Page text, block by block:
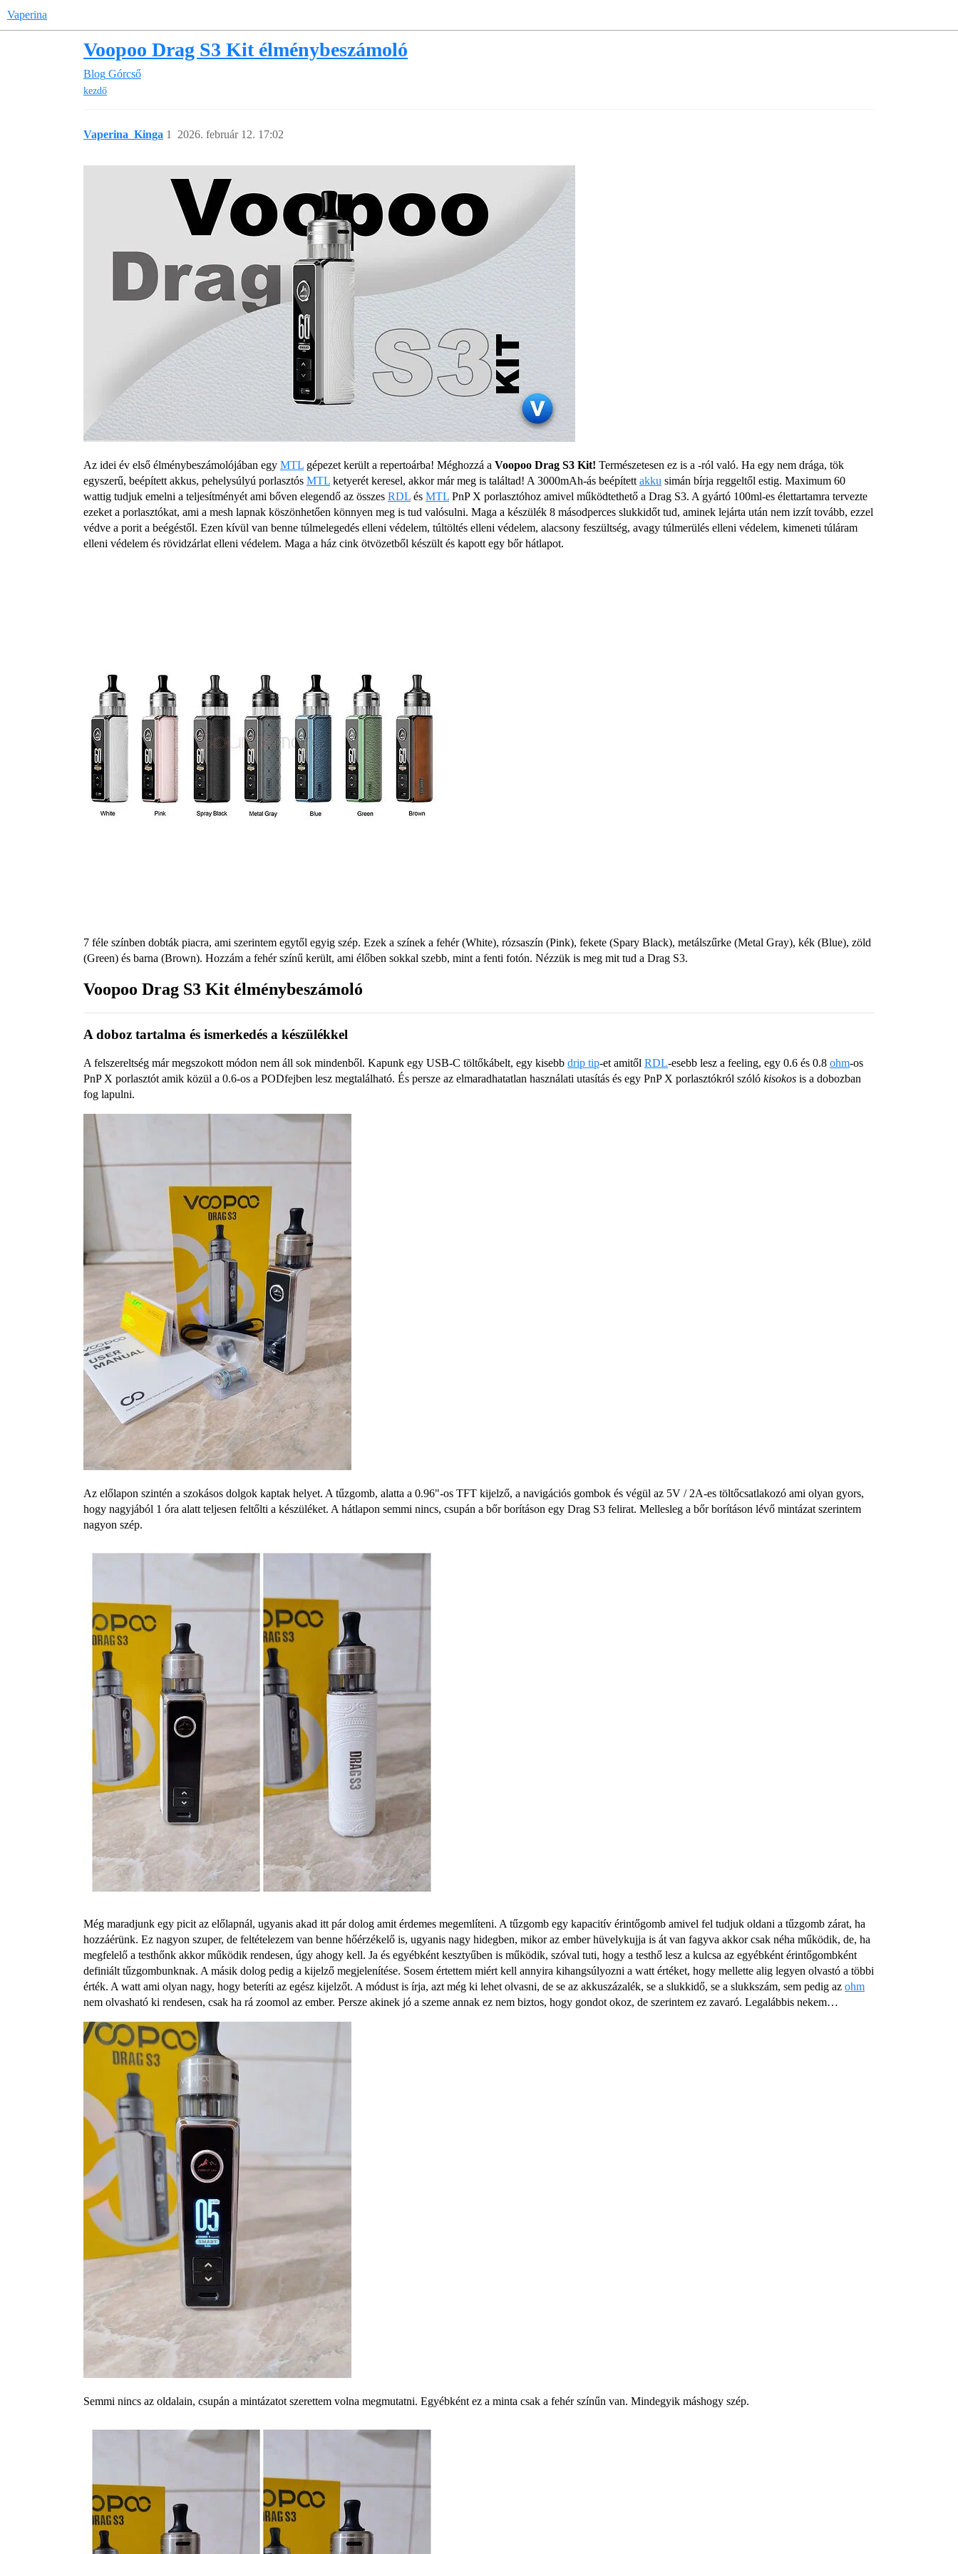
Vaperina
Voopoo Drag S3 Kit élménybeszámoló
Blog Górcső
kezdő
Vaperina_Kinga 2026. február 12. 17:02
1
Az idei év első élménybeszámolójában egy MTL gépezet került a repertoárba! Méghozzá a Voopoo Drag S3 Kit! Természetesen ez is a -ról való. Ha egy nem drága, tök
egyszerű, beépített akkus, pehelysúlyú porlasztós MTL ketyerét keresel, akkor már meg is találtad! A 3000mAh-ás beépített akku simán bírja reggeltől estig. Maximum 60
wattig tudjuk emelni a teljesítményét ami bőven elegendő az összes RDL és MTL PnP X porlasztóhoz amivel működtethető a Drag S3. A gyártó 100ml-es élettartamra tervezte
ezeket a porlasztókat, ami a mesh lapnak köszönhetően könnyen meg is tud valósulni. Maga a készülék 8 másodperces slukkidőt tud, aminek lejárta után nem izzít tovább, ezzel
védve a porit a beégéstől. Ezen kívül van benne túlmelegedés elleni védelem, túltöltés elleni védelem, alacsony feszültség, avagy túlmerülés elleni védelem, kimeneti túláram
elleni védelem és rövidzárlat elleni védelem. Maga a ház cink ötvözetből készült és kapott egy bőr hátlapot.
7 féle színben dobták piacra, ami szerintem egytől egyig szép. Ezek a színek a fehér (White), rózsaszín (Pink), fekete (Spary Black), metálszűrke (Metal Gray), kék (Blue), zöld
(Green) és barna (Brown). Hozzám a fehér színű került, ami élőben sokkal szebb, mint a fenti fotón. Nézzük is meg mit tud a Drag S3.
Voopoo Drag S3 Kit élménybeszámoló
A doboz tartalma és ismerkedés a készülékkel
A felszereltség már megszokott módon nem áll sok mindenből. Kapunk egy USB-C töltőkábelt, egy kisebb drip tip-et amitől RDL-esebb lesz a feeling, egy 0.6 és 0.8 ohm-os
PnP X porlasztót amik közül a 0.6-os a PODfejben lesz megtalálható. És persze az elmaradhatatlan használati utasítás és egy PnP X porlasztókról szóló kisokos is a dobozban
fog lapulni.
Az előlapon szintén a szokásos dolgok kaptak helyet. A tűzgomb, alatta a 0.96"-os TFT kijelző, a navigációs gombok és végül az 5V / 2A-es töltőcsatlakozó ami olyan gyors,
hogy nagyjából 1 óra alatt teljesen feltőlti a készüléket. A hátlapon semmi nincs, csupán a bőr borításon egy Drag S3 felirat. Mellesleg a bőr borításon lévő mintázat szerintem
nagyon szép.
Még maradjunk egy picit az előlapnál, ugyanis akad itt pár dolog amit érdemes megemlíteni. A tűzgomb egy kapacitív érintőgomb amivel fel tudjuk oldani a tűzgomb zárat, ha
hozzáérünk. Ez nagyon szuper, de feltételezem van benne hőérzékelő is, ugyanis nagy hidegben, mikor az ember hüvelykujja is át van fagyva akkor csak néha működik, de, ha
megfelelő a testhőnk akkor működik rendesen, úgy ahogy kell. Ja és egyébként kesztyűben is működik, szóval tuti, hogy a testhő lesz a kulcsa az egyébként érintőgombként
definiált tűzgombunknak. A másik dolog pedig a kijelző megjelenítése. Sosem értettem miért kell annyira kihangsúlyozni a watt értéket, hogy mellette alig legyen olvastó a többi
érték. A watt ami olyan nagy, hogy beteríti az egész kijelzőt. A módust is írja, azt még ki lehet olvasni, de se az akkuszázalék, se a slukkidő, se a slukkszám, sem pedig az ohm
nem olvasható ki rendesen, csak ha rá zoomol az ember. Persze akinek jó a szeme annak ez nem biztos, hogy gondot okoz, de szerintem ez zavaró. Legalábbis nekem…
Semmi nincs az oldalain, csupán a mintázatot szerettem volna megmutatni. Egyébként ez a minta csak a fehér színűn van. Mindegyik máshogy szép.